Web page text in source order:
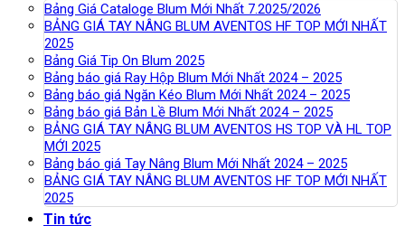
Bảng Giá Cataloge Blum Mới Nhất 7.2025/2026
BẢNG GIÁ TAY NÂNG BLUM AVENTOS HF TOP MỚI NHẤT
2025
Bảng Giá Tip On Blum 2025
Bảng báo giá Ray Hộp Blum Mới Nhất 2024 – 2025
Bảng báo giá Ngăn Kéo Blum Mới Nhất 2024 – 2025
Bảng báo giá Bản Lề Blum Mới Nhất 2024 – 2025
BẢNG GIÁ TAY NÂNG BLUM AVENTOS HS TOP VÀ HL TOP
MỚI 2025
Bảng báo giá Tay Nâng Blum Mới Nhất 2024 – 2025
BẢNG GIÁ TAY NÂNG BLUM AVENTOS HF TOP MỚI NHẤT
2025
Tin tức